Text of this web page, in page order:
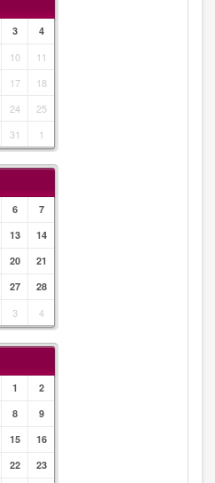
3 4
10
11
17
18
24
25
31 1
6
7
13
14
20
21
27
28
3 4
1
2
8
9
15
16
22
23